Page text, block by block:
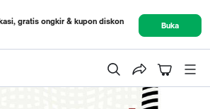
gratis ongkir & kupon diskon
Buka